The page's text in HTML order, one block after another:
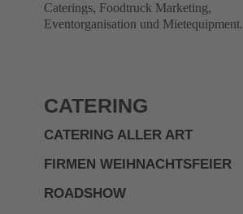
Caterings, Foodtruck Marketing,
Eventorganisation und Mietequipment.
CATERING
CATERING ALLER ART
FIRMEN WEIHNACHTSFEIER
ROADSHOW